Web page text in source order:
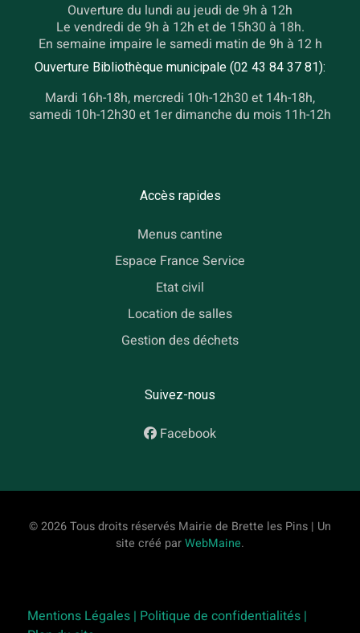
Ouverture du lundi au jeudi de 9h à 12h
Le vendredi de 9h à 12h et de 15h30 à 18h.
En semaine impaire le samedi matin de 9h à 12 h
Ouverture Bibliothèque municipale (02 43 84 37 81):
Mardi 16h-18h, mercredi 10h-12h30 et 14h-18h,
samedi 10h-12h30 et 1er dimanche du mois 11h-12h
Accès rapides
Menus cantine
Espace France Service
Etat civil
Location de salles
Gestion des déchets
Suivez-nous
Facebook
© 2026 Tous droits réservés Mairie de Brette les Pins | Un
site créé parWebMaine.
Mentions Légales | Politique de confidentialités |